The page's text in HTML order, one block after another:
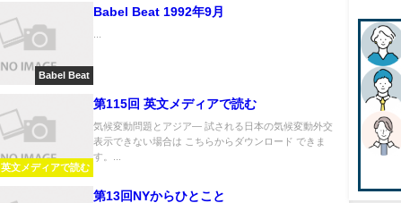
Babel Beat
Babel Beat 1992年9月
...
英文メディアで読む
第115回 英文メディアで読む
気候変動問題とアジア― 試される日本の気候変動外交
表示できない場合は こちらからダウンロード できま
す。...
第13回NYからひとこと